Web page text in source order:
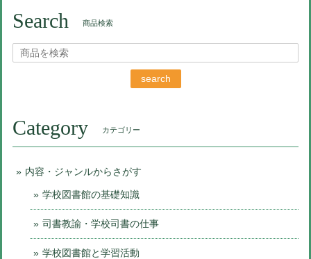
Search 商品検索
search
Category カテゴリー
内容・ジャンルからさがす
学校図書館の基礎知識
司書教諭・学校司書の仕事
学校図書館と学習活動